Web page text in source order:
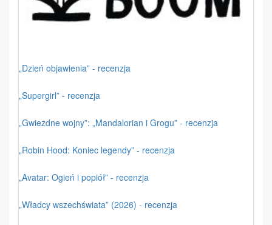
„Dzień objawienia” - recenzja
„Supergirl” - recenzja
„Gwiezdne wojny”: „Mandalorian i Grogu” - recenzja
„Robin Hood: Koniec legendy” - recenzja
„Avatar: Ogień i popiół” - recenzja
„Władcy wszechświata” (2026) - recenzja